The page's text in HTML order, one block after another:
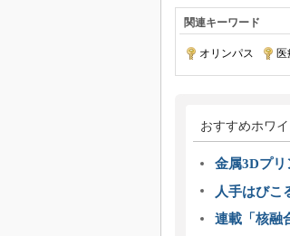
関連キーワード
オリンパス
おすすめホワ
金属3Dプ
人手はびこ
連載「核融